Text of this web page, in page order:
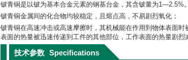
铍青铜是以铍为基本合金元素的钢基台金，其含铍量为1—2.5%
铍青铜金属间的化合物均较稳定，且熔点高，不易剧烈氧化；
铍青铜在高速冲击或高速摩擦时，其机械能在作用到物体表面
表面的热量被迅速传递到工件的其他部位，工作表面的热量剧
技术参数 Specifications